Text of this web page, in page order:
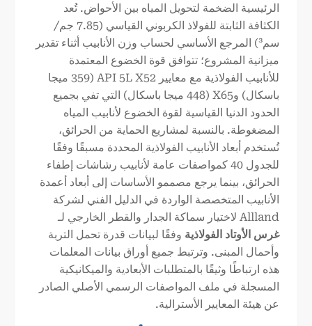
الرئيسية الضخمة لتحويل المياه بين الأحواض. تُعد
الكثافة الثابتة للفولاذ الكربوني القياسي (7.85 جم/
سم³) المرجع الأساسي لحساب وزن الأنابيب أثناء تقدير
ميزانية المشروع؛ تتوافق قوة الخضوع المعتمدة
للأنابيب الفولاذية مع معايير API 5L X52 (359 ميجا
باسكال) وX65 (448 ميجا باسكال) التي تفي بجميع
الحدود الدنيا القياسية لقوة الخضوع لأنابيب المياه
المضغوطة. بالنسبة لمشاريع الحماية من الحرائق،
تُستخدم أبعاد الأنابيب الفولاذية المحددة مسبقًا وفقًا
للجدول 40 كمواصفات عامة لأنابيب رشاشات إطفاء
الحرائق، بينما يرجع مصممو الأساسات إلى أبعاد أعمدة
الأنابيب المتخصصة الواردة في الدليل الفني لشركة
Allland لاختيار سماكة الجدار والقطر الخارجي لـ
غرس الأوتاد الفولاذية وفقًا لبيانات قدرة تحمل التربة
وأحمال المبنى. وترتبط جميع أوراق بيانات المعلمات
هذه ارتباطًا وثيقًا بالمتطلبات الأبعادية والميكانيكية
المسجلة في ملف المواصفات الرسمي الأصلي الصادر
عن هيئة المعايير الأسترالية.